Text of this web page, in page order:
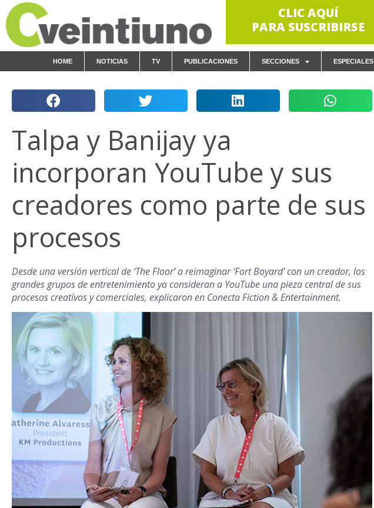
CLIC AQUÍ
PARA SUSCRIBIRSE
HOME NOTICIAS TV PUBLICACIONES SECCIONES ESPECIALES
Talpa y Banijay ya
incorporan YouTube y sus
creadores como parte de sus
procesos
Desde una versión vertical de ‘The Floor’ a reimaginar ‘Fort Boyard’ con un creador, los
grandes grupos de entretenimiento ya consideran a YouTube una pieza central de sus
procesos creativos y comerciales, explicaron en Conecta Fiction & Entertainment.